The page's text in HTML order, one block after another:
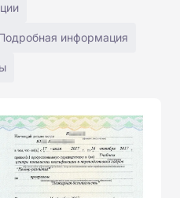
информация